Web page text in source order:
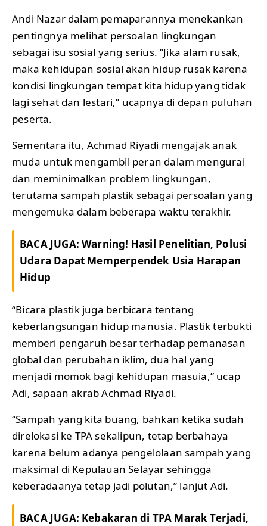
Andi Nazar dalam pemaparannya menekankan
pentingnya melihat persoalan lingkungan
sebagai isu sosial yang serius. “Jika alam rusak,
maka kehidupan sosial akan hidup rusak karena
kondisi lingkungan tempat kita hidup yang tidak
lagi sehat dan lestari,” ucapnya di depan puluhan
peserta.
Sementara itu, Achmad Riyadi mengajak anak
muda untuk mengambil peran dalam mengurai
dan meminimalkan problem lingkungan,
terutama sampah plastik sebagai persoalan yang
mengemuka dalam beberapa waktu terakhir.
BACA JUGA:Warning! Hasil Penelitian, Polusi
Udara Dapat Memperpendek Usia Harapan
Hidup
“Bicara plastik juga berbicara tentang
keberlangsungan hidup manusia. Plastik terbukti
memberi pengaruh besar terhadap pemanasan
global dan perubahan iklim, dua hal yang
menjadi momok bagi kehidupan masuia,” ucap
Adi, sapaan akrab Achmad Riyadi.
“Sampah yang kita buang, bahkan ketika sudah
direlokasi ke TPA sekalipun, tetap berbahaya
karena belum adanya pengelolaan sampah yang
maksimal di Kepulauan Selayar sehingga
keberadaanya tetap jadi polutan,” lanjut Adi.
BACA JUGA: Kebakaran di TPA Marak Terjadi,